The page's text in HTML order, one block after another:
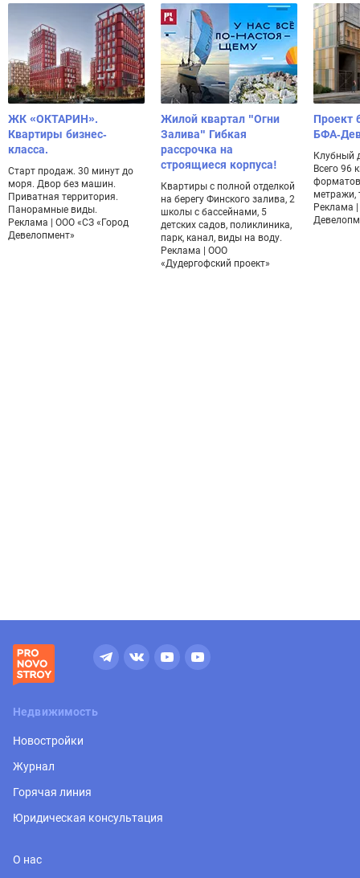
ЖК «ОКТАРИН».
Квартиры бизнес-
класса.
Старт продаж. 30 минут до
моря. Двор без машин.
Приватная территория.
Панорамные виды.
Реклама | ООО «СЗ «Город
Девелопмент»
Жилой квартал "Огни
Залива" Гибкая
рассрочка на
строящиеся корпуса!
Квартиры с полной отделкой
на берегу Финского залива, 2
школы с бассейнами, 5
детских садов, поликлиника,
парк, канал, виды на воду.
Реклама | ООО
«Дудергофский проект»
Проект
БФА-
Клубный
Всего 96
метражи,
Реклама
Недвижимость
Новостройки
Журнал
Горячая линия
Юридическая консультация
О нас